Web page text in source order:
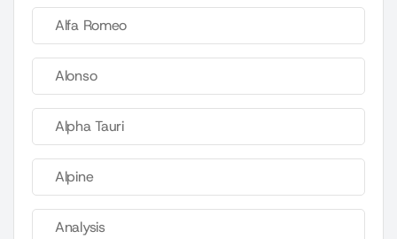
Alfa Romeo
Alonso
Alpha Tauri
Alpine
Analysis